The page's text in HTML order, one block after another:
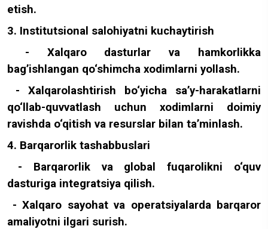
etish.
3. Institutsional salohiyatni kuchaytirish
- Xalqaro dasturlar va hamkorlikka
bag’ishlangan qo‘shimcha xodimlarni yollash.
- Xalqarolashtirish bo‘yicha sa’y-harakatlarni
qo‘llab-quvvatlash uchun xodimlarni doimiy
ravishda o‘qitish va resurslar bilan ta’minlash.
4. Barqarorlik tashabbuslari
- Barqarorlik va global fuqarolikni o‘quv
dasturiga integratsiya qilish.
- Xalqaro sayohat va operatsiyalarda barqaror
amaliyotni ilgari surish.